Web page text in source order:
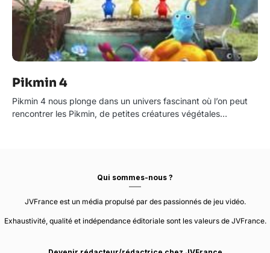
Pikmin 4
Pikmin 4 nous plonge dans un univers fascinant où l’on peut
rencontrer les Pikmin, de petites créatures végétales…
Qui sommes-nous ?
JVFrance est un média propulsé par des passionnés de jeu vidéo.
Exhaustivité, qualité et indépendance éditoriale sont les valeurs de JVFrance.